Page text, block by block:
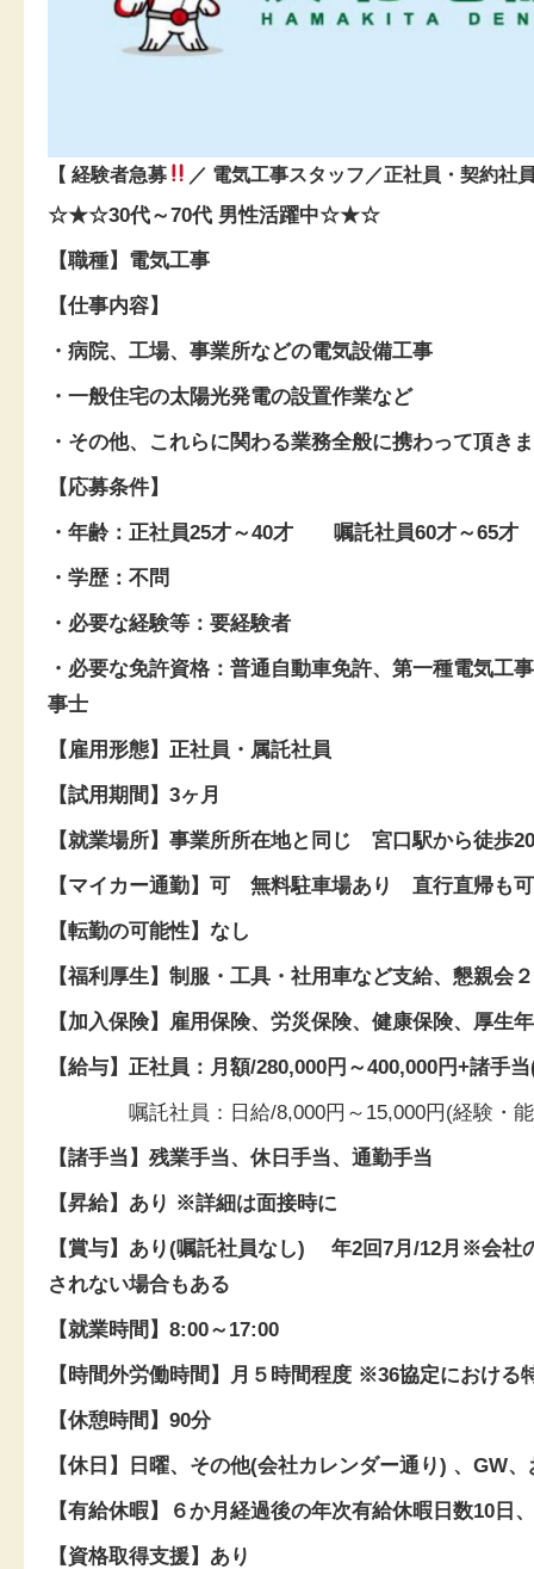
【 経験者急募 ／ 電気工事スタッフ／正社員・契約社
☆★☆30代～70代 男性活躍中☆★☆
【職種】電気工事
【仕事内容】
・病院、工場、事業所などの電気設備工事
・一般住宅の太陽光発電の設置作業など
・その他、これらに関わる業務全般に携わって頂き
【応募条件】
・年齢：正社員25才～40才 嘱託社員60才～65才
・学歴：不問
・必要な経験等：要経験者
・必要な免許資格：普通自動車免許、第一種電気工
事士
【雇用形態】正社員・属託社員
【試用期間】3ヶ月
【就業場所】事業所所在地と同じ 宮口駅から徒歩
【マイカー通勤】可 無料駐車場あり 直行直帰も
【転勤の可能性】なし
【福利厚生】制服・工具・社用車など支給、懇親会
【加入保険】雇用保険、労災保険、健康保険、厚生
【給与】正社員：月額/280,000円～400,000円+諸手
嘱託社員：日給/8,000円～15,000円(経験・能
【諸手当】残業手当、休日手当、通勤手当
【昇給】あり ※詳細は面接時に
【賞与】あり(嘱託社員なし) 年2回7月/12月※会社
されない場合もある
【就業時間】8:00～17:00
【時間外労働時間】月５時間程度 ※36協定における
【休憩時間】90分
【休日】日曜、その他(会社カレンダー通り) 、GW
【有給休暇】６か月経過後の年次有給休暇日数10日
【資格取得支援】あり